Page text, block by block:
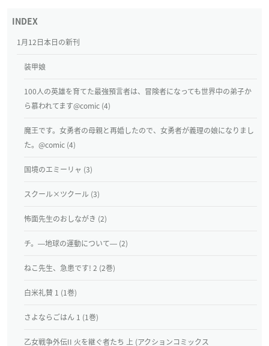
1月12日本日の新刊
装甲娘
100人の英雄を育てた最強預言者は、冒険者になっても世界中の弟子か
ら慕われてます@comic (4)
魔王です。女勇者の母親と再婚したので、女勇者が義理の娘になりまし
た。@comic (4)
国境のエミーリャ (3)
スクール×ツクール (3)
怖面先生のおしながき (2)
チ。―地球の運動について― (2)
ねこ先生、急患です! 2 (2巻)
白米礼賛 1 (1巻)
さよならごはん 1 (1巻)
乙女戦争外伝II 火を継ぐ者たち 上 (アクションコミックス